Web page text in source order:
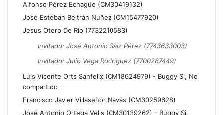
Alfonso Pérez Echagüe (CM30419132)
José Esteban Beltrán Nuñez (CM15477920)
Jesus Otero De Rio (7732210583)
Invitado: José Antonio Saiz Pérez (7743633003)
Invitado: Julio Vega Rodríguez (7700287449)
Luis Vicente Orts Sanfelix (CM18624979) - Buggy Si, No
compartido
Francisco Javier Villaseñor Navas (CM30259628)
José Antonio Ortega Velis (CM30139262) - Buggy Si,